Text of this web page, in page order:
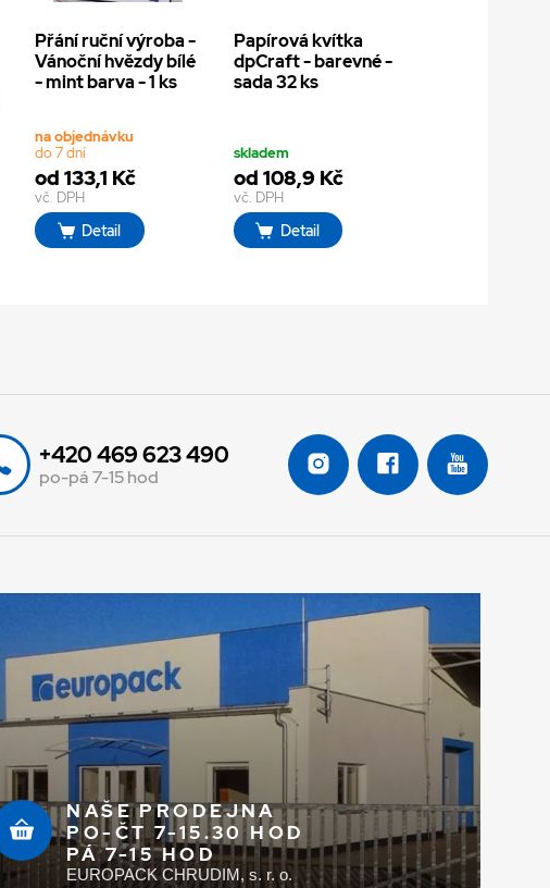
Přání ruční výroba -
Vánoční hvězdy bílé
- mint barva - 1 ks
na objednávku
do 7 dní
od 133,1 Kč
vč. DPH
Detail
Papírová kvítka
dpCraft - barevné -
sada 32 ks
skladem
od 108,9 Kč
vč. DPH
Detail
+420 469 623 490
po-pá 7-15 hod
NAŠE PRODEJNA
PO-ČT 7-15.30 HOD
PÁ 7-15 HOD
EUROPACK CHRUDIM, s. r. o.